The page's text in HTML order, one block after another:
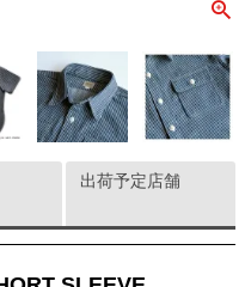
出荷予定店舗